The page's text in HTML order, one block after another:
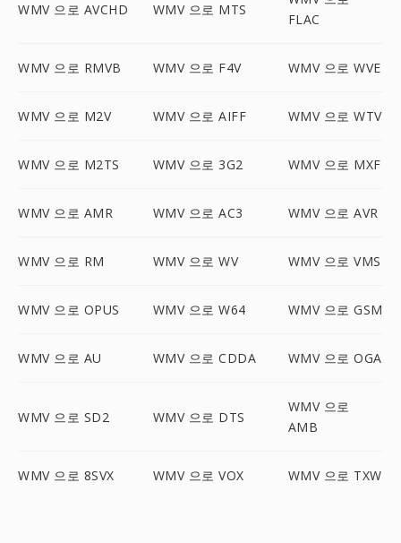
WMV 으로 AVCHD WMV 으로 MTS
FLAC
WMV 으로 RMVB WMV 으로 F4V WMV 으로 WVE
WMV 으로 M2V WMV 으로 AIFF WMV 으로 WTV
WMV 으로 M2TS WMV 으로 3G2 WMV 으로 MXF
WMV 으로 AMR WMV 으로 AC3 WMV 으로 AVR
WMV 으로 RM WMV 으로 WV WMV 으로 VMS
WMV 으로 OPUS WMV 으로 W64 WMV 으로 GSM
WMV 으로 AU WMV 으로 CDDA WMV 으로 OGA
WMV 으로 SD2 WMV 으로 DTS
WMV 으로
AMB
WMV 으로 8SVX WMV 으로 VOX WMV 으로 TXW